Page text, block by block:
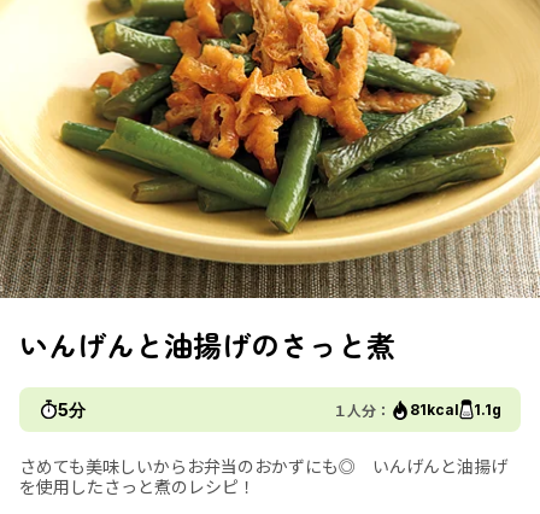
いんげんと油揚げのさっと煮
5分 １人分： 81kcal 1.1g
さめても美味しいからお弁当のおかずにも◎ いんげんと油揚げ
を使用したさっと煮のレシピ！